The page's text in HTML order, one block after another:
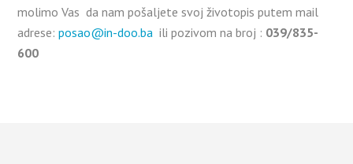
molimo Vas da nam pošaljete svoj životopis putem mail
adrese:posao@in-doo.ba ili pozivom na broj : 039/835-
600